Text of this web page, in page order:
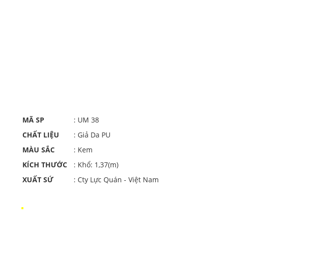
MÃ SP
: UM 38
CHẤT LIỆU
: Giả Da PU
MÀU SẮC
: Kem
KÍCH THƯỚC
: Khổ: 1,37(m)
XUẤT SỨ
: Cty Lực Quán - Việt Nam